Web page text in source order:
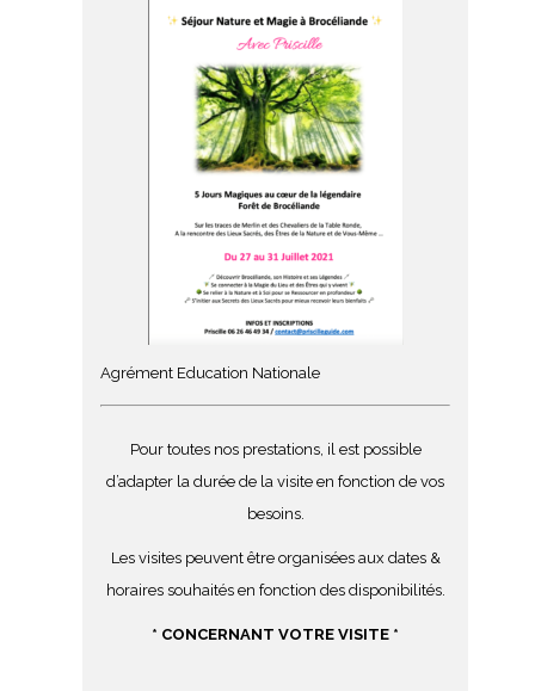
Agrément Education Nationale
Pour toutes nos prestations, il est possible
d’adapter la durée de la visite en fonction de vos
besoins.
Les visites peuvent être organisées aux dates &
horaires souhaités en fonction des disponibilités.
* CONCERNANT VOTRE VISITE *